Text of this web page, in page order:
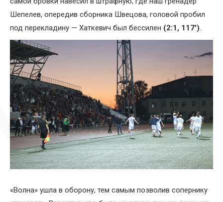
Шепелев, опередив сборника Швецова, головой пробил
под перекладину — Хаткевич был бессилен (2:1, 117′).
«Волна» ушла в оборону, тем самым позволив сопернику